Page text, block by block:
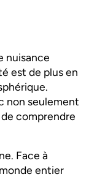
nuisance
est de plus en
non seulement
comprendre
Face à
entier